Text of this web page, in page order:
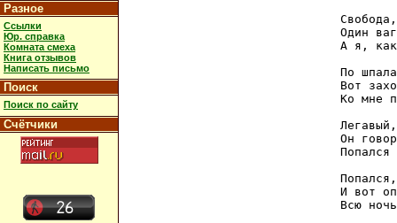
Разное
Ссылки
Юр. справка
Комната смеха
Книга отзывов
Написать письмо
Поиск
Поиск по сайту
Счётчики
Один
А я, как
По
Вот
Ко мне
Он
И вот
Всю